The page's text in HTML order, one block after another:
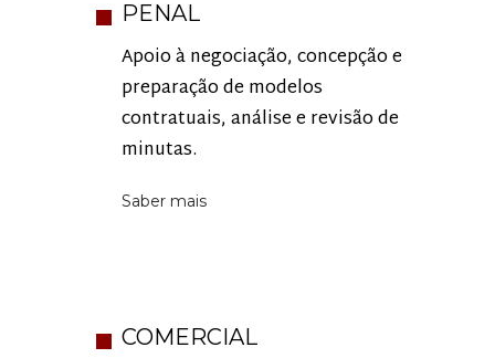
PENAL
Apoio à negociação, concepção e
preparação de modelos
contratuais, análise e revisão de
minutas.
Saber mais
COMERCIAL